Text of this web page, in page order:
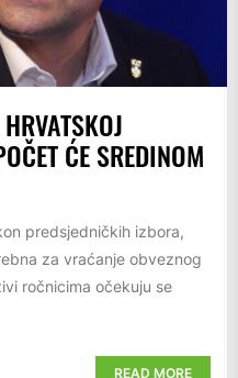
ĆE SREDINOM
predsjedničkih izbora,
za vraćanje obveznog
ročnicima očekuju se
READ MORE